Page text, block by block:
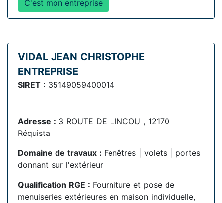
C'est mon entreprise
VIDAL JEAN CHRISTOPHE
ENTREPRISE
SIRET : 35149059400014
Adresse : 3 ROUTE DE LINCOU , 12170
Réquista
Domaine de travaux : Fenêtres | volets | portes
donnant sur l'extérieur
Qualification RGE : Fourniture et pose de
menuiseries extérieures en maison individuelle,